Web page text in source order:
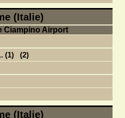
(Italie)
Ciampino Airport
(1)
(2)
(Italie)